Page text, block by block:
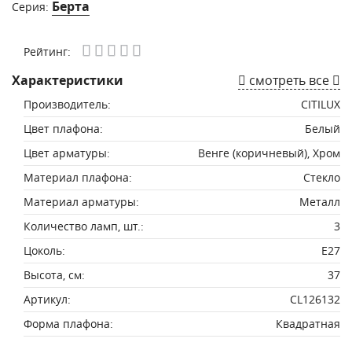
Серия: Берта
Рейтинг:
Характеристики смотреть все
Производитель:
CITILUX
Цвет плафона:
Белый
Цвет арматуры:
Венге (коричневый), Хром
Материал плафона:
Стекло
Материал арматуры:
Металл
Количество ламп, шт.:
3
Цоколь:
E27
Высота, см:
37
Артикул:
CL126132
Форма плафона:
Квадратная